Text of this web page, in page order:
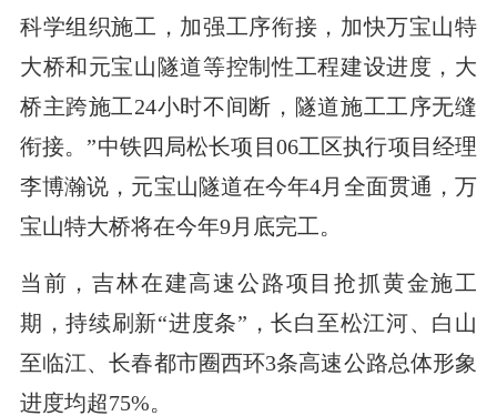
科学组织施工，加强工序衔接，加快万宝山特
大桥和元宝山隧道等控制性工程建设进度，大
桥主跨施工24小时不间断，隧道施工工序无缝
衔接。”中铁四局松长项目06工区执行项目经理
李博瀚说，元宝山隧道在今年4月全面贯通，万
宝山特大桥将在今年9月底完工。
当前，吉林在建高速公路项目抢抓黄金施工
期，持续刷新“进度条”，长白至松江河、白山
至临江、长春都市圈西环3条高速公路总体形象
进度均超75%。